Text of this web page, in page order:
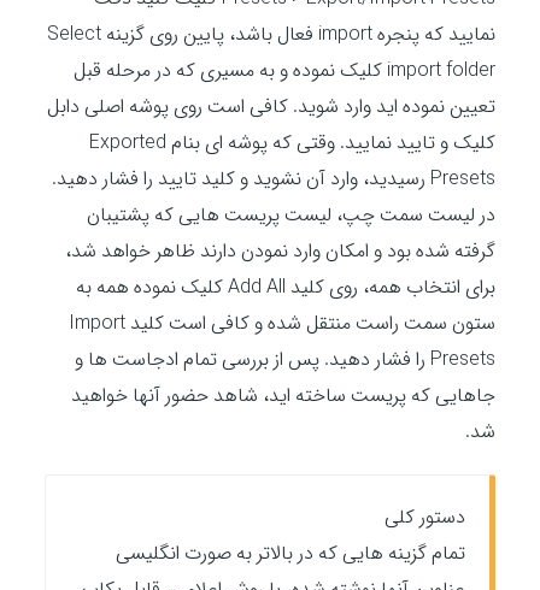
نمایید که پنجره import فعال باشد، پایین روی گزینه Select
import folder کلیک نموده و به مسیری که در مرحله قبل
تعیین نموده اید وارد شوید. کافی است روی پوشه اصلی دابل
کلیک و تایید نمایید. وقتی که پوشه ای بنام Exported
Presets رسیدید، وارد آن نشوید و کلید تایید را فشار دهید.
در لیست سمت چپ، لیست پریست هایی که پشتیبان
گرفته شده بود و امکان وارد نمودن دارند ظاهر خواهد شد،
برای انتخاب همه، روی کلید Add All کلیک نموده همه به
ستون سمت راست منتقل شده و کافی است کلید Import
Presets را فشار دهید. پس از بررسی تمام ادجاست ها و
جاهایی که پریست ساخته اید، شاهد حضور آنها خواهید
شد.
دستور کلی
تمام گزینه هایی که در بالاتر به صورت انگلیسی